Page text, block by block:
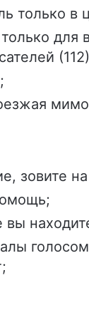
только
зовите
вы